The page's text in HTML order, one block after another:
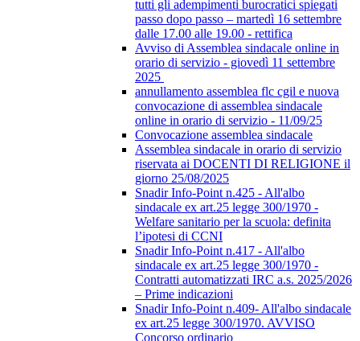
tutti gli adempimenti burocratici spiegati
passo dopo passo – martedì 16 settembre
dalle 17.00 alle 19.00 - rettifica
Avviso di Assemblea sindacale online in
orario di servizio - giovedì 11 settembre
2025
annullamento assemblea flc cgil e nuova
convocazione di assemblea sindacale
online in orario di servizio - 11/09/25
Convocazione assemblea sindacale
Assemblea sindacale in orario di servizio
riservata ai DOCENTI DI RELIGIONE il
giorno 25/08/2025
Snadir Info-Point n.425 - All'albo
sindacale ex art.25 legge 300/1970 -
Welfare sanitario per la scuola: definita
l’ipotesi di CCNI
Snadir Info-Point n.417 - All'albo
sindacale ex art.25 legge 300/1970 -
Contratti automatizzati IRC a.s. 2025/2026
– Prime indicazioni
Snadir Info-Point n.409- All'albo sindacale
ex art.25 legge 300/1970. AVVISO
Concorso ordinario